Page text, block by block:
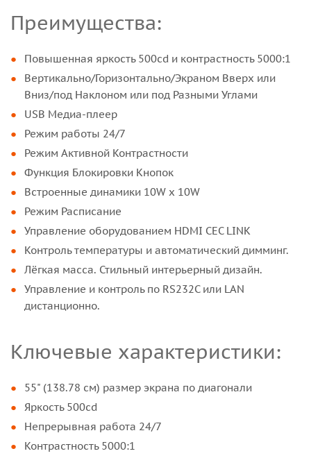
Преимущества:
Повышенная яркость 500cd и контрастность 5000:1
Вертикально/Горизонтально/Экраном Вверх или
Вниз/под Наклоном или под Разными Углами
USB Медиа-плеер
Режим работы 24/7
Режим Активной Контрастности
Функция Блокировки Кнопок
Встроенные динамики 10W x 10W
Режим Расписание
Управление оборудованием HDMI CEC LINK
Контроль температуры и автоматический димминг.
Лёгкая масса. Стильный интерьерный дизайн.
Управление и контроль по RS232C или LAN
дистанционно.
Ключевые характеристики:
55" (138.78 см) размер экрана по диагонали
Яркость 500cd
Непрерывная работа 24/7
Контрастность 5000:1